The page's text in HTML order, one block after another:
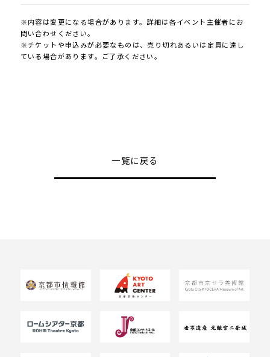
※内容は変更になる場合があります。詳細は各イベント主催者にお
問い合わせください。
※チケットや申込みが必要なものは、売り切れあるいは定員に達し
ている場合があります。ご了承ください。
一覧に戻る